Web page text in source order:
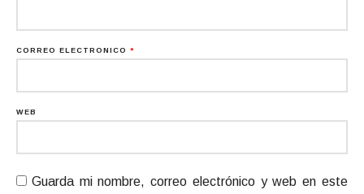
CORREO ELECTRÓNICO *
WEB
Guarda mi nombre, correo electrónico y web en este